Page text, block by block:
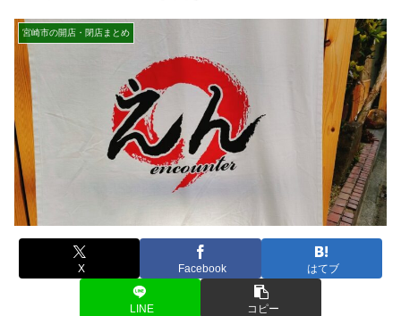
宮崎市の開店・閉店まとめ
X Facebook はてブ
LINE コピー